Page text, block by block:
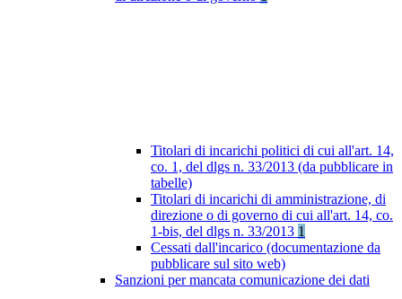
Titolari di incarichi politici di cui all'art. 14,
co. 1, del dlgs n. 33/2013 (da pubblicare in
tabelle)
Titolari di incarichi di amministrazione, di
direzione o di governo di cui all'art. 14, co.
1-bis, del dlgs n. 33/2013 1
Cessati dall'incarico (documentazione da
pubblicare sul sito web)
Sanzioni per mancata comunicazione dei dati